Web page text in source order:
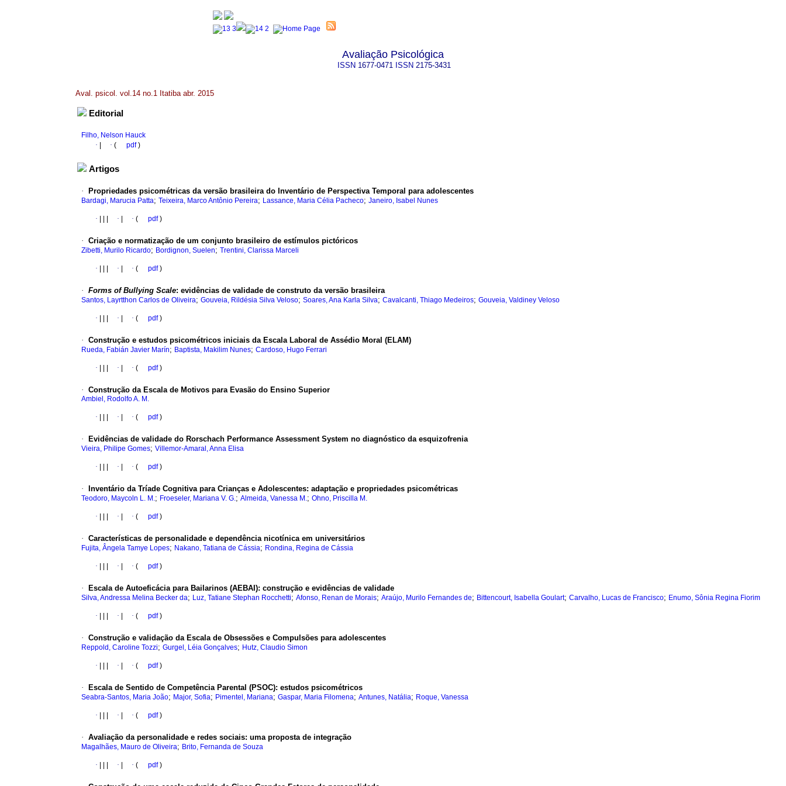
Avaliação Psicológica
ISSN 1677-0471 ISSN 2175-3431
Aval. psicol. vol.14 no.1 Itatiba abr. 2015
Editorial
Filho, Nelson Hauck
·
· ( pdf)
Artigos
· Propriedades psicométricas da versão brasileira do Inventário de Perspectiva Temporal para adolescentes
Bardagi, Marucia Patta; Teixeira, Marco Antônio Pereira; Lassance, Maria Célia Pacheco; Janeiro, Isabel Nunes
· · · ( pdf)
· Criação e normatização de um conjunto brasileiro de estímulos pictóricos
Zibetti, Murilo Ricardo; Bordignon, Suelen; Trentini, Clarissa Marceli
· · · ( pdf)
· Forms of Bullying Scale: evidências de validade de construto da versão brasileira
Santos, Layrtthon Carlos de Oliveira; Gouveia, Rildésia Silva Veloso; Soares, Ana Karla Silva; Cavalcanti, Thiago Medeiros; Gouveia, Valdiney Veloso
· · · ( pdf)
· Construção e estudos psicométricos iniciais da Escala Laboral de Assédio Moral (ELAM)
Rueda, Fabián Javier Marín; Baptista, Makilim Nunes; Cardoso, Hugo Ferrari
· · · ( pdf)
· Construção da Escala de Motivos para Evasão do Ensino Superior
Ambiel, Rodolfo A. M.
· · · ( pdf)
· Evidências de validade do Rorschach Performance Assessment System no diagnóstico da esquizofrenia
Vieira, Philipe Gomes; Villemor-Amaral, Anna Elisa
· · · ( pdf)
· Inventário da Tríade Cognitiva para Crianças e Adolescentes: adaptação e propriedades psicométricas
Teodoro, Maycoln L. M.; Froeseler, Mariana V. G.; Almeida, Vanessa M.; Ohno, Priscilla M.
· · · ( pdf)
· Características de personalidade e dependência nicotínica em universitários
Fujita, Ângela Tamye Lopes; Nakano, Tatiana de Cássia; Rondina, Regina de Cássia
· · · ( pdf)
· Escala de Autoeficácia para Bailarinos (AEBAI): construção e evidências de validade
Silva, Andressa Melina Becker da; Luz, Tatiane Stephan Rocchetti; Afonso, Renan de Morais; Araújo, Murilo Fernandes de; Bittencourt, Isabella Goulart; Carvalho, Lucas de Francisco; Enumo, Sônia Regina Fiorim
· · · ( pdf)
· Construção e validação da Escala de Obsessões e Compulsões para adolescentes
Reppold, Caroline Tozzi; Gurgel, Léia Gonçalves; Hutz, Claudio Simon
· · · ( pdf)
· Escala de Sentido de Competência Parental (PSOC): estudos psicométricos
Seabra-Santos, Maria João; Major, Sofia; Pimentel, Mariana; Gaspar, Maria Filomena; Antunes, Natália; Roque, Vanessa
· · · ( pdf)
· Avaliação da personalidade e redes sociais: uma proposta de integração
Magalhães, Mauro de Oliveira; Brito, Fernanda de Souza
· · · ( pdf)